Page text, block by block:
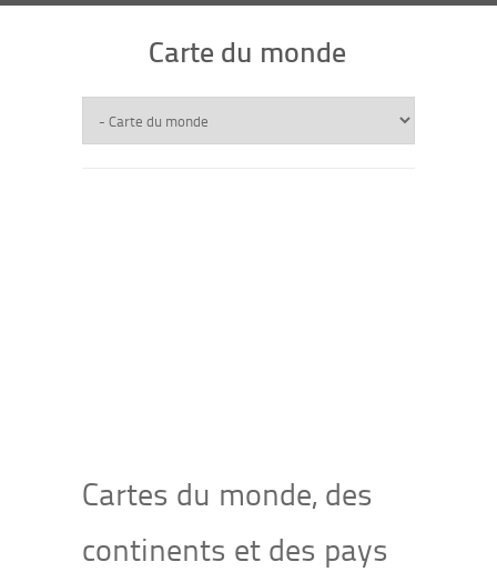
Carte du monde
Cartes du monde, des
continents et des pays